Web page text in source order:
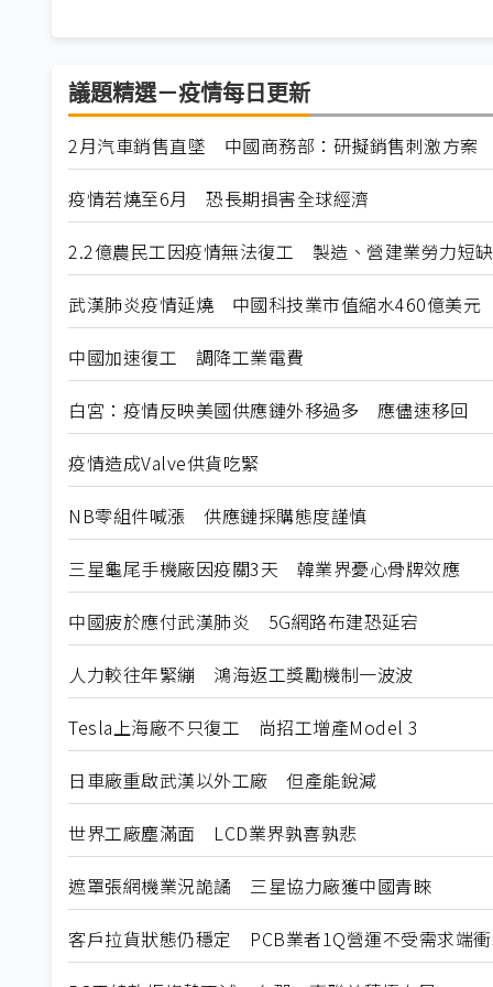
議題精選－疫情每日更新
2月汽車銷售直墜 中國商務部：研擬銷售刺激方案
疫情若燒至6月 恐長期損害全球經濟
2.2億農民工因疫情無法復工 製造、營建業勞力短缺
武漢肺炎疫情延燒 中國科技業市值縮水460億美元
中國加速復工 調降工業電費
白宮：疫情反映美國供應鏈外移過多 應儘速移回
疫情造成Valve供貨吃緊
NB零組件喊漲 供應鏈採購態度謹慎
三星龜尾手機廠因疫關3天 韓業界憂心骨牌效應
中國疲於應付武漢肺炎 5G網路布建恐延宕
人力較往年緊繃 鴻海返工獎勵機制一波波
Tesla上海廠不只復工 尚招工增產Model 3
日車廠重啟武漢以外工廠 但產能銳減
世界工廠塵滿面 LCD業界孰喜孰悲
遮罩張網機業況詭譎 三星協力廠獲中國青睞
客戶拉貨狀態仍穩定 PCB業者1Q營運不受需求端